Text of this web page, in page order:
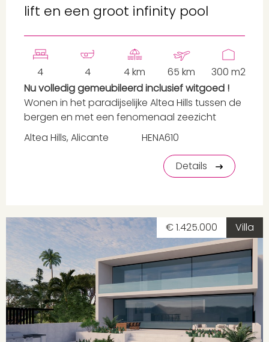
lift en een groot infinity pool
4 4 4 km 65 km
300 m2
Nu volledig gemeubileerd inclusief witgoed !
Wonen in het paradijselijke Altea Hills tussen de
bergen en met een fenomenaal zeezicht
Altea Hills, Alicante
HENA610
Details
Villa
€ 1.425.000